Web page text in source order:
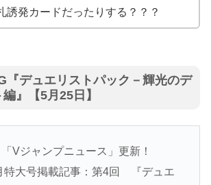
誘発カードだったりする？？？
『デュエリストパック－輝光のデ
』【5月25日】
「Vジャンプニュース」更新！
特大号掲載記事：第4回 『デュエ